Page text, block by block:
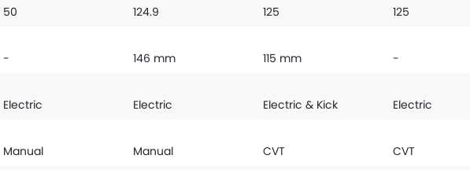
50 124.9 125 125
- 146 mm 115 mm -
Electric Electric Electric & Kick Electric
Manual Manual CVT CVT